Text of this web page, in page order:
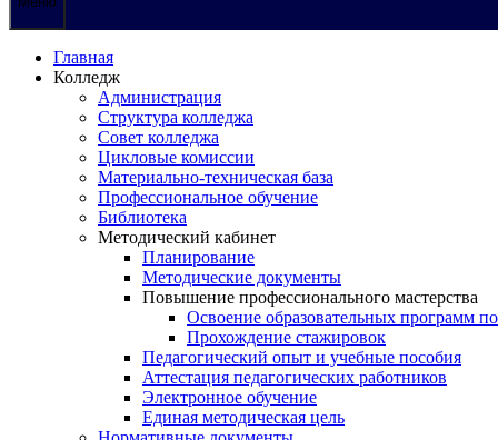
Главная
Колледж
Администрация
Структура колледжа
Совет колледжа
Цикловые комиссии
Материально-техническая база
Профессиональное обучение
Библиотека
Методический кабинет
Планирование
Методические документы
Повышение профессионального мастерства
Освоение образовательных программ
Прохождение стажировок
Педагогический опыт и учебные пособия
Аттестация педагогических работников
Электронное обучение
Единая методическая цель